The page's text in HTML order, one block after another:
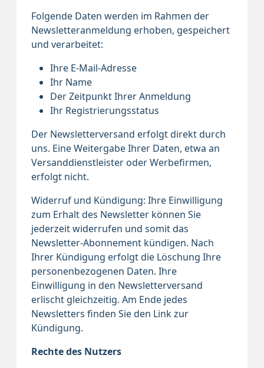
Folgende Daten werden im Rahmen der
Newsletteranmeldung erhoben, gespeichert
und verarbeitet:
Ihre E-Mail-Adresse
Ihr Name
Der Zeitpunkt Ihrer Anmeldung
Ihr Registrierungsstatus
Der Newsletterversand erfolgt direkt durch
uns. Eine Weitergabe Ihrer Daten, etwa an
Versanddienstleister oder Werbefirmen,
erfolgt nicht.
Widerruf und Kündigung: Ihre Einwilligung
zum Erhalt des Newsletter können Sie
jederzeit widerrufen und somit das
Newsletter-Abonnement kündigen. Nach
Ihrer Kündigung erfolgt die Löschung Ihre
personenbezogenen Daten. Ihre
Einwilligung in den Newsletterversand
erlischt gleichzeitig. Am Ende jedes
Newsletters finden Sie den Link zur
Kündigung.
Rechte des Nutzers